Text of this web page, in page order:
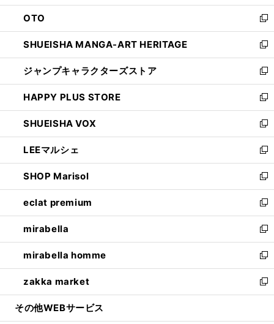
ウ
で
開
く
ン
ド
ウ
で
開
く
OTO
新
し
い
ウ
ィ
ン
ド
ウ
で
開
く
SHUEISHA MANGA-ART HERITAGE
新
し
い
ウ
ィ
ン
ド
ウ
で
開
く
ジャンプキャラクターズストア
新
し
い
ウ
ィ
ン
ド
ウ
で
開
く
HAPPY PLUS STORE
新
し
い
ウ
ィ
ン
ド
ウ
で
開
く
SHUEISHA VOX
新
し
い
ウ
ィ
ン
ド
ウ
で
開
く
LEEマルシェ
新
し
い
ウ
ィ
ン
ド
ウ
で
開
く
SHOP Marisol
新
し
い
ウ
ィ
ン
ド
ウ
で
開
eclat premium
新
し
い
ウ
ィ
ン
ド
ウ
開
mirabella
新
し
い
ウ
ィ
ン
ウ
mirabella homme
新
し
い
ウ
zakka market
新
し
その他WEBサービス